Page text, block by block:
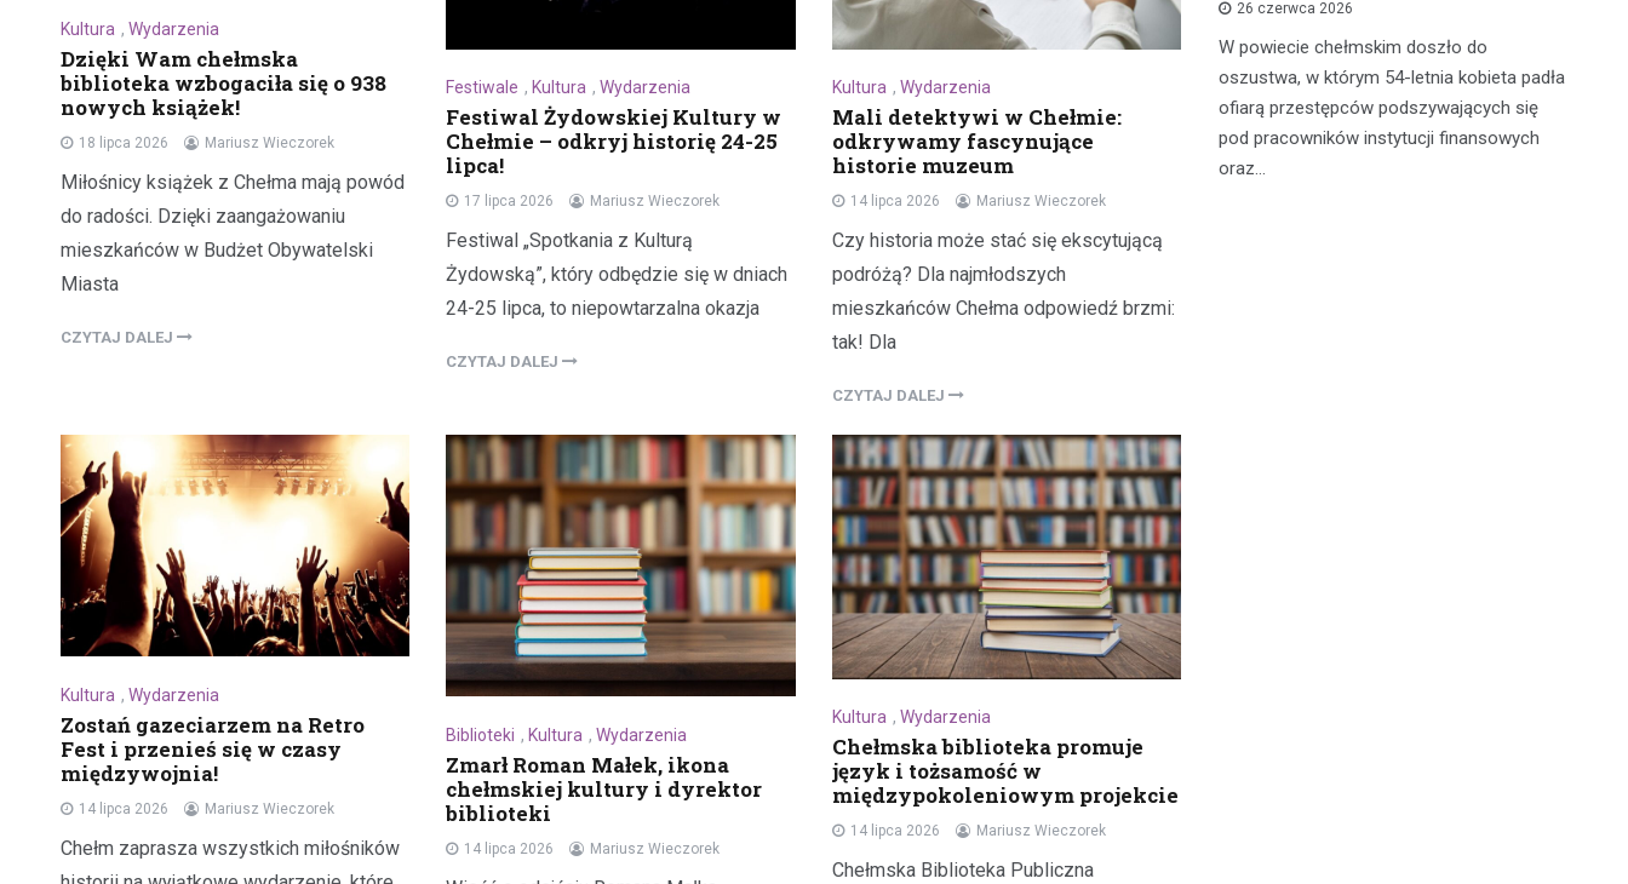
Kultura , Wydarzenia
Dzięki Wam chełmska
biblioteka wzbogaciła się o 938
nowych książek!
18 lipca 2026 Mariusz Wieczorek
Miłośnicy książek z Chełma mają powód
do radości. Dzięki zaangażowaniu
mieszkańców w Budżet Obywatelski
Miasta
CZYTAJ DALEJ
Festiwale , Kultura ,Wydarzenia
Festiwal Żydowskiej Kultury w
Chełmie – odkryj historię 24-25
lipca!
17 lipca 2026 Mariusz Wieczorek
Festiwal „Spotkania z Kulturą
Żydowską”, który odbędzie się w dniach
24-25 lipca, to niepowtarzalna okazja
CZYTAJ DALEJ
Kultura , Wydarzenia
Mali detektywi w Chełmie:
odkrywamy fascynujące
historie muzeum
14 lipca 2026 Mariusz Wieczorek
Czy historia może stać się ekscytującą
podróżą? Dla najmłodszych
mieszkańców Chełma odpowiedź brzmi:
tak! Dla
CZYTAJ DALEJ
Kultura , Wydarzenia
Zostań gazeciarzem na Retro
Fest i przenieś się w czasy
międzywojnia!
14 lipca 2026 Mariusz Wieczorek
Chełm zaprasza wszystkich miłośników
Biblioteki , Kultura ,Wydarzenia
Zmarł Roman Małek, ikona
chełmskiej kultury i dyrektor
biblioteki
14 lipca 2026 Mariusz Wieczorek
Kultura , Wydarzenia
Chełmska biblioteka promuje
język i tożsamość w
międzypokoleniowym projekcie
14 lipca 2026 Mariusz Wieczorek
Chełmska Biblioteka Publiczna
8 maja 2026
Policja w Chełmie zatrzymała mężczyznę
podejrzanego o groźby skierowane do 15-
letniego chłopca. Zatrzymany 38-latek miał
zastraszać nastolatka, używając
przedmiotu przypominającego…
26 czerwca 2026
W powiecie chełmskim doszło do
oszustwa, w którym 54-letnia kobieta padła
ofiarą przestępców podszywających się
pod pracowników instytucji finansowych
oraz…